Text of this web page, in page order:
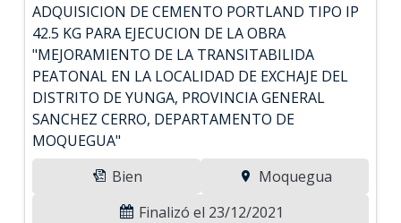
ADQUISICION DE CEMENTO PORTLAND TIPO IP
42.5 KG PARA EJECUCION DE LA OBRA
"MEJORAMIENTO DE LA TRANSITABILIDA
PEATONAL EN LA LOCALIDAD DE EXCHAJE DEL
DISTRITO DE YUNGA, PROVINCIA GENERAL
SANCHEZ CERRO, DEPARTAMENTO DE
MOQUEGUA"
Bien
Moquegua
Finalizó el 23/12/2021